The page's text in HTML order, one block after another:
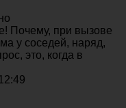
Почему, при вызове
у соседей, наряд,
это, когда в